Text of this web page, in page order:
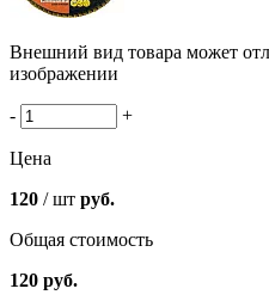
Внешний вид товара может
изображении
- +
Цена
120 / шт руб.
Общая стоимость
120 руб.